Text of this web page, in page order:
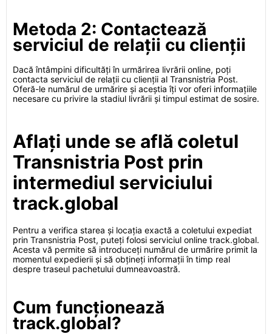
Metoda 2: Contactează
serviciul de relații cu clienții
Dacă întâmpini dificultăți în urmărirea livrării online, poți
contacta serviciul de relații cu clienții al Transnistria Post.
Oferă-le numărul de urmărire și aceștia îți vor oferi informațiile
necesare cu privire la stadiul livrării și timpul estimat de sosire.
Aflați unde se află coletul
Transnistria Post prin
intermediul serviciului
track.global
Pentru a verifica starea și locația exactă a coletului expediat
prin Transnistria Post, puteți folosi serviciul online track.global.
Acesta vă permite să introduceți numărul de urmărire primit la
momentul expedierii și să obțineți informații în timp real
despre traseul pachetului dumneavoastră.
Cum funcționează
track.global?